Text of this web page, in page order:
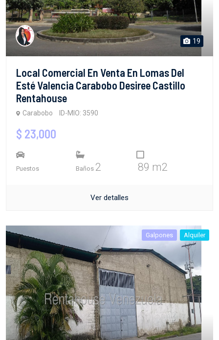
19
Local Comercial En Venta En Lomas Del
Esté Valencia Carabobo Desiree Castillo
Rentahouse
Carabobo ID-MIO: 3590
$ 23,000
Puestos Baños 2 89 m2
Ver detalles
Galpones Alquiler